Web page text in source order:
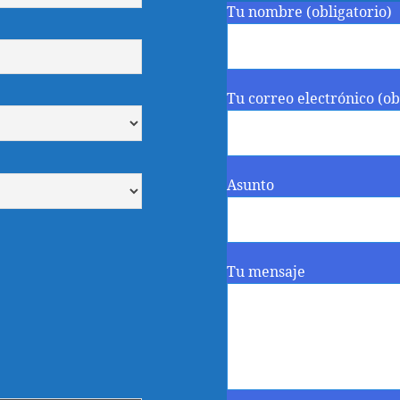
Tu nombre (obligatorio)
Tu correo electrónico
Asunto
Tu mensaje